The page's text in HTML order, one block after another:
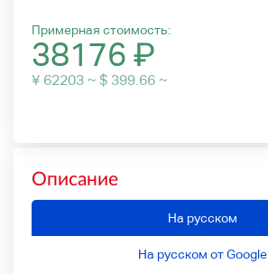
Примерная стоимость:
38176 ₽
¥ 62203 ~ $ 399.66 ~
Описание
На русском
На русском от Google